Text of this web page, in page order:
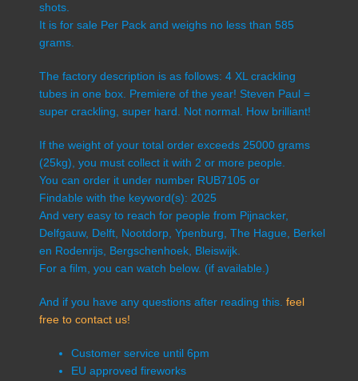
shots.
It is for sale Per Pack and weighs no less than 585
grams.
The factory description is as follows: 4 XL crackling
tubes in one box. Premiere of the year! Steven Paul =
super crackling, super hard. Not normal. How brilliant!
If the weight of your total order exceeds 25000 grams
(25kg), you must collect it with 2 or more people.
You can order it under number RUB7105 or
Findable with the keyword(s): 2025
And very easy to reach for people from Pijnacker,
Delfgauw, Delft, Nootdorp, Ypenburg, The Hague, Berkel
en Rodenrijs, Bergschenhoek, Bleiswijk.
For a film, you can watch below. (if available.)
And if you have any questions after reading this. feel
free to contact us!
Customer service until 6pm
EU approved fireworks